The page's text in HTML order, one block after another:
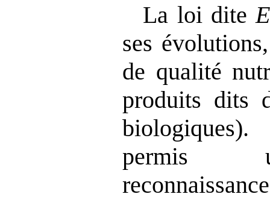
La loi dite
ses
de qualité
produits dits
permis